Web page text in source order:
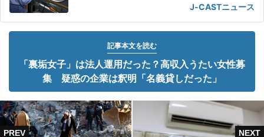
J-CASTニュース
記事本文を読む
「裏垢女子」は法人運用だった？高収入うたい女性募
集 疑惑の企業は釈明「名義貸しだった」